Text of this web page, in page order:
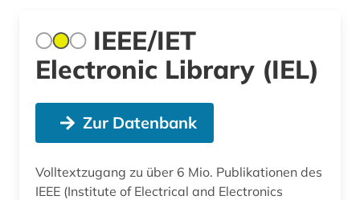
IEEE/IET
Electronic Library (IEL)
Zur Datenbank
Volltextzugang zu über 6 Mio. Publikationen des
IEEE (Institute of Electrical and Electronics